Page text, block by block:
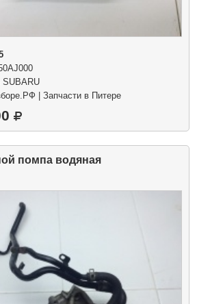
SUBARU
| Запчасти в Питере
помпа водяная